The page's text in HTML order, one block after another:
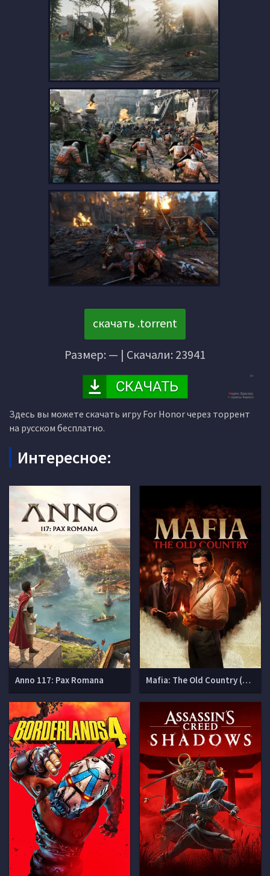
скачать .torrent
Размер: — | Скачали: 23941
Здесь вы можете скачать игру For Honor через торрент
на русском бесплатно.
Интересное:
Anno 117: Pax Romana Mafia: The Old Country (Мафия 4)